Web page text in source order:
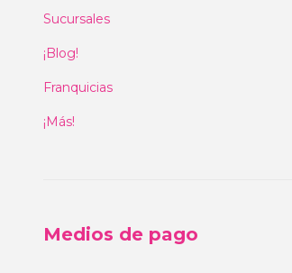
Sucursales
¡Blog!
Franquicias
¡Más!
Medios de pago